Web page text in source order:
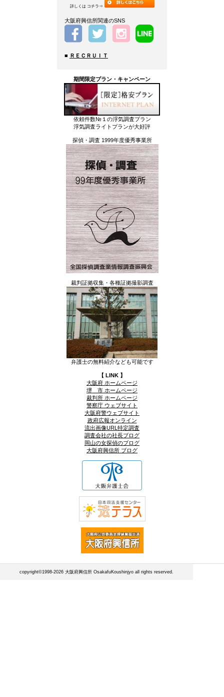
詳しくは コチラ⇒
大阪府興信所関連のSNS
■ ＲＥＣＲＵＩＴ
期間限定プラン・キャンペーン
依頼件数№１の浮気調査プラン
浮気調査ライトプランが大好評
探偵・調査 1999年度優秀事業所
裁判証拠収集・各種証拠撮影調査
弁護士の無料紹介なども可能です
【 LINK 】
大阪府 ホームページ
堺 市 ホームページ
裁判所 ホームページ
警察庁 ウェブサイト
大阪府警ウェブサイト
政府広報オンライン
流出画像URL特定調査
調査会社の社長ブログ
岡山の女探偵のブログ
大阪府興信所 ブログ
copyright©1998-2026 大阪府興信所 OsakafuKoushinjyo all rights reserved.